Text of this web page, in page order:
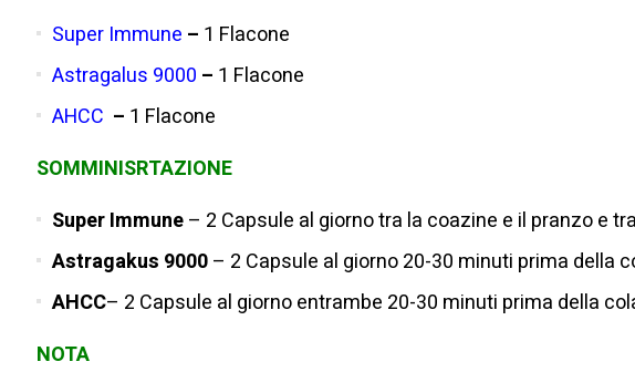
Super Immune – 1 Flacone
Astragalus 9000 – 1 Flacone
AHCC – 1 Flacone
SOMMINISRTAZIONE
Super Immune– 2 Capsule al giorno tra la coazine e il pranzo e
Astragakus 9000– 2 Capsule al giorno 20-30 minuti prima della
AHCC– 2 Capsule al giorno entrambe 20-30 minuti prima della
NOTA